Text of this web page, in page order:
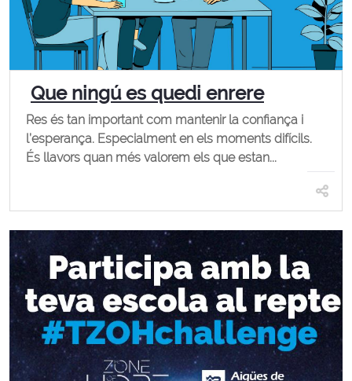
Que ningú es quedi enrere
Res és tan important com mantenir la confiança i
l’esperança. Especialment en els moments difícils.
És llavors quan més valorem els que estan...